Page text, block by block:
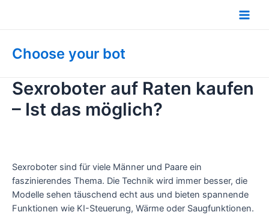
Choose your bot
Sexroboter auf Raten kaufen
– Ist das möglich?
Sexroboter sind für viele Männer und Paare ein
faszinierendes Thema. Die Technik wird immer besser, die
Modelle sehen täuschend echt aus und bieten spannende
Funktionen wie KI-Steuerung, Wärme oder Saugfunktionen.